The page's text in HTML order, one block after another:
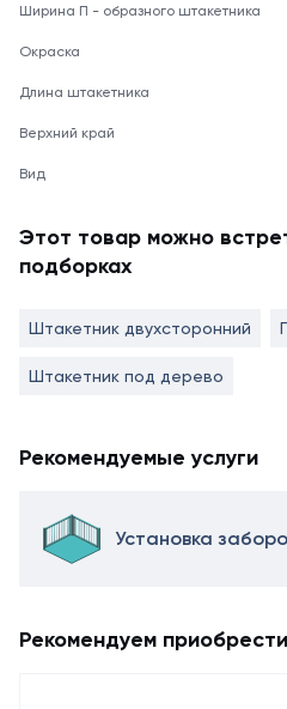
Ширина П - образного штакетника
Окраска
Длина штакетника
Верхний край
Вид
Этот товар можно
подборках
Штакетник двухсторонний
Штакетник под дерево
Рекомендуемые услуги
Установка
Рекомендуем приобрести